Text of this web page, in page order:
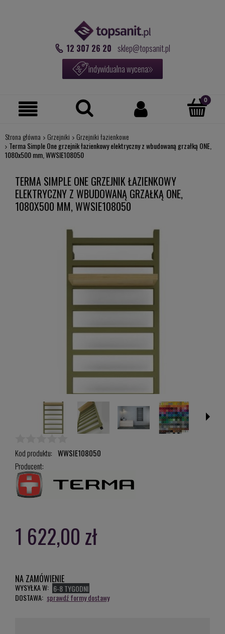
12 307 26 20 sklep@topsanit.pl
indywidualna wycena
Strona główna Grzejniki
Grzejniki łazienkowe
Terma Simple One grzejnik łazienkowy elektryczny z wbudowaną grzałką ONE,
1080x500 mm, WWSIE108050
TERMA SIMPLE ONE GRZEJNIK ŁAZIENKOWY
ELEKTRYCZNY Z WBUDOWANĄ GRZAŁKĄ ONE,
1080X500 MM, WWSIE108050
Kod produktu: WWSIE108050
Producent:
1 622,00 zł
NA ZAMÓWIENIE
WYSYŁKA W: 6-8 TYGODNI
DOSTAWA: sprawdź formy dostawy